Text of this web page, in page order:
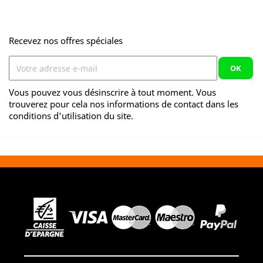
Recevez nos offres spéciales
Vous pouvez vous désinscrire à tout moment. Vous
trouverez pour cela nos informations de contact dans les
conditions d'utilisation du site.